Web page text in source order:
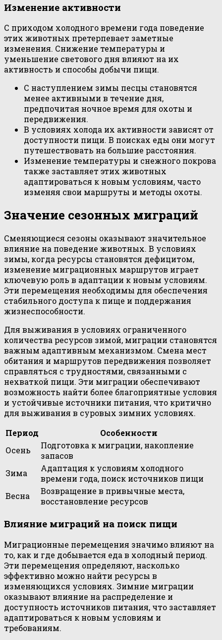
Изменение активности
С приходом холодного времени года поведение
этих животных претерпевает заметные
изменения. Снижение температуры и
уменьшение светового дня влияют на их
активность и способы добычи пищи.
С наступлением зимы песцы становятся
менее активными в течение дня,
предпочитая ночное время для охоты и
передвижения.
В условиях холода их активности зависят от
доступности пищи. В поисках еды они могут
путешествовать на большие расстояния.
Изменение температуры и снежного покрова
также заставляет этих животных
адаптироваться к новым условиям, часто
изменяя свои маршруты и методы охоты.
Значение сезонных миграций
Сменяющиеся сезоны оказывают значительное
влияние на поведение животных. В условиях
зимы, когда ресурсы становятся дефицитом,
изменение миграционных маршрутов играет
ключевую роль в адаптации к новым условиям.
Эти перемещения необходимы для обеспечения
стабильного доступа к пище и поддержания
жизнеспособности.
Для выживания в условиях ограниченного
количества ресурсов зимой, миграции становятся
важным адаптивным механизмом. Смена мест
обитания и маршрутов передвижения позволяет
справляться с трудностями, связанными с
нехваткой пищи. Эти миграции обеспечивают
возможность найти более благоприятные условия
и устойчивые источники питания, что критично
для выживания в суровых зимних условиях.
Период
Особенности
Осень
Подготовка к миграции, накопление
запасов
Зима
Адаптация к условиям холодного
времени года, поиск источников пищи
Весна
Возвращение в привычные места,
восстановление ресурсов
Влияние миграций на поиск пищи
Миграционные перемещения значимо влияют на
то, как и где добывается еда в холодный период.
Эти перемещения определяют, насколько
эффективно можно найти ресурсы в
изменяющихся условиях. Зимние миграции
оказывают влияние на распределение и
доступность источников питания, что заставляет
адаптироваться к новым условиям и
требованиям.